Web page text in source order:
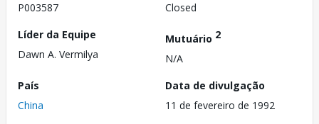
P003587
Closed
Líder da Equipe
Dawn A. Vermilya
Mutuário 2
N/A
País
China
Data de divulgação
11 de fevereiro de 1992